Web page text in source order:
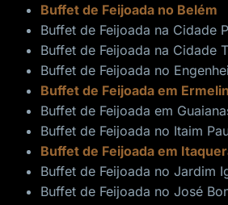
Buffet de Feijoada no Belém
Buffet de Feijoada na Cidade
Buffet de Feijoada na Cidade
Buffet de Feijoada no
Buffet de Feijoada em
Buffet de Feijoada em
Buffet de Feijoada no Itaim
Buffet de Feijoada em
Buffet de Feijoada no Jardim
Buffet de Feijoada no José